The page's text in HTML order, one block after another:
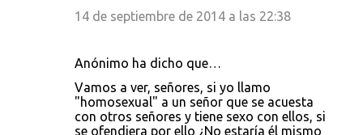
14 de septiembre de 2014 a las 22:38
Anónimo ha dicho que…
Vamos a ver, señores, si yo llamo
"homosexual" a un señor que se acuesta
con otros señores y tiene sexo con ellos, si
se ofendiera por ello ¿No estaría él mismo